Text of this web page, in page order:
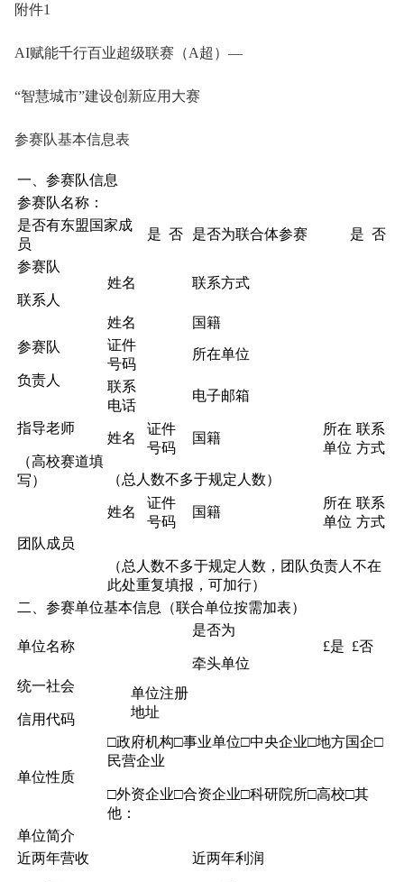
附件1
AI赋能千行百业超级联赛（A超）—
“智慧城市”建设创新应用大赛
参赛队基本信息表
一、参赛队信息
参赛队名称：
是否有东盟国家成
员
是 否 是否为联合体参赛 是 否
参赛队
联系人
姓名 联系方式
参赛队
负责人
姓名
国籍
证件
号码
所在单位
联系
电话
电子邮箱
指导老师
（高校赛道填
写）
姓名
证件
号码
国籍
所在
单位
联系
方式
（总人数不多于规定人数）
团队成员
姓名
证件
号码
国籍
所在
单位
联系
方式
（总人数不多于规定人数，团队负责人不在
此处重复填报，可加行）
二、参赛单位基本信息（联合单位按需加表）
单位名称
是否为
牵头单位
£是 £否
统一社会
信用代码
单位注册
地址
单位性质
□政府机构□事业单位□中央企业□地方国企□
民营企业
□外资企业□合资企业□科研院所□高校□其
他：
单位简介
近两年营收
近两年利润